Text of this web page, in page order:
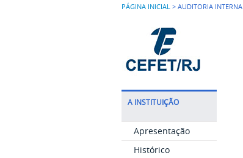
PÁGINA INICIAL > AUDITORIA INTERNA
A INSTITUIÇÃO
Apresentação
Histórico